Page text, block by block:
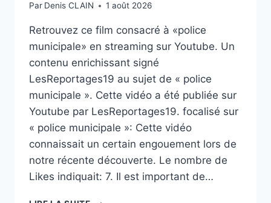
Par Denis CLAIN 1 août 2026
Retrouvez ce film consacré à «police
municipale» en streaming sur Youtube. Un
contenu enrichissant signé
LesReportages19 au sujet de « police
municipale ». Cette vidéo a été publiée sur
Youtube par LesReportages19. focalisé sur
« police municipale »: Cette vidéo
connaissait un certain engouement lors de
notre récente découverte. Le nombre de
Likes indiquait: 7. Il est important de…
(POLICE